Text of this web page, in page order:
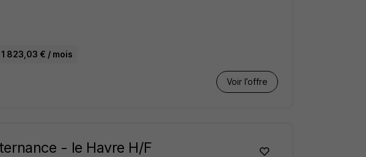
823,03 € / mois
Voir l’offre
- le Havre H/F